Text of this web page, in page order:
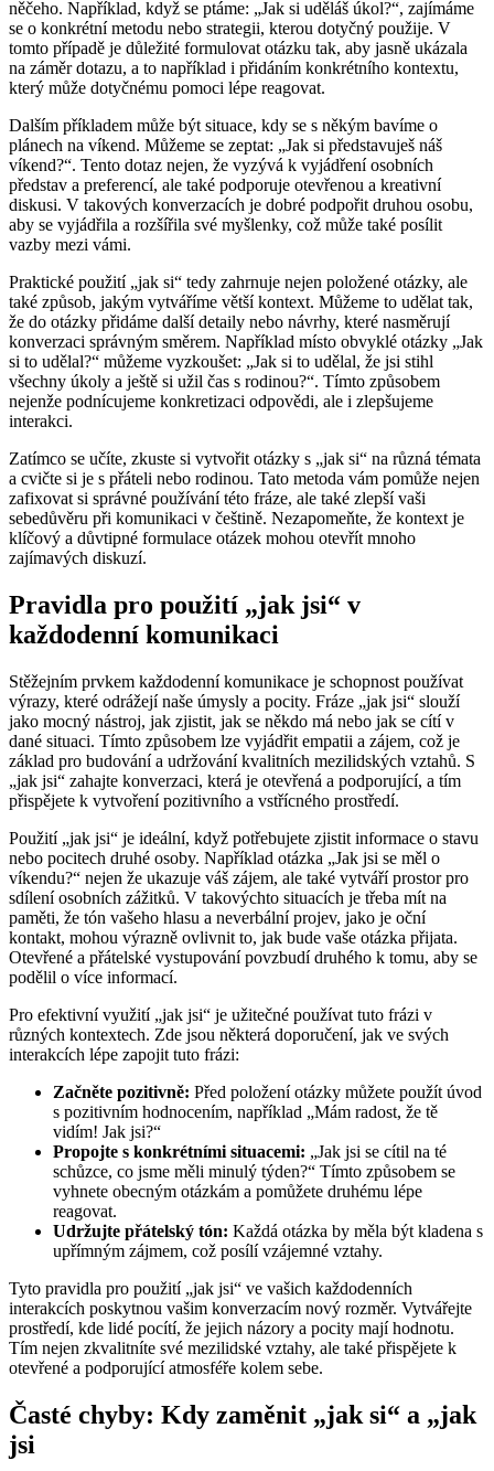
něčeho. Například, když se ptáme: „Jak si uděláš úkol?“, zajímáme
se o konkrétní metodu nebo strategii, kterou dotyčný použije. V
tomto případě je důležité formulovat otázku tak, aby jasně ukázala
na záměr dotazu, a to například i přidáním konkrétního kontextu,
který může dotyčnému pomoci lépe reagovat.
Dalším příkladem může být situace, kdy se s někým bavíme o
plánech na víkend. Můžeme se zeptat: „Jak si představuješ náš
víkend?“. Tento dotaz nejen, že vyzývá k vyjádření osobních
představ a preferencí, ale také podporuje otevřenou a kreativní
diskusi. V takových konverzacích je dobré podpořit druhou osobu,
aby se vyjádřila a rozšířila své myšlenky, což může také posílit
vazby mezi vámi.
Praktické použití „jak si“ tedy zahrnuje nejen položené otázky, ale
také způsob, jakým vytváříme větší kontext. Můžeme to udělat tak,
že do otázky přidáme další detaily nebo návrhy, které nasměrují
konverzaci správným směrem. Například místo obvyklé otázky „Jak
si to udělal?“ můžeme vyzkoušet: „Jak si to udělal, že jsi stihl
všechny úkoly a ještě si užil čas s rodinou?“. Tímto způsobem
nejenže podnícujeme konkretizaci odpovědi, ale i zlepšujeme
interakci.
Zatímco se učíte, zkuste si vytvořit otázky s „jak si“ na různá témata
a cvičte si je s přáteli nebo rodinou. Tato metoda vám pomůže nejen
zafixovat si správné používání této fráze, ale také zlepší vaši
sebedůvěru při komunikaci v češtině. Nezapomeňte, že kontext je
klíčový a důvtipné formulace otázek mohou otevřít mnoho
zajímavých diskuzí.
Pravidla pro použití „jak jsi“ v
každodenní komunikaci
Stěžejním prvkem každodenní komunikace je schopnost používat
výrazy, které odrážejí naše úmysly a pocity. Fráze „jak jsi“ slouží
jako mocný nástroj, jak zjistit, jak se někdo má nebo jak se cítí v
dané situaci. Tímto způsobem lze vyjádřit empatii a zájem, což je
základ pro budování a udržování kvalitních mezilidských vztahů. S
„jak jsi“ zahajte konverzaci, která je otevřená a podporující, a tím
přispějete k vytvoření pozitivního a vstřícného prostředí.
Použití „jak jsi“ je ideální, když potřebujete zjistit informace o stavu
nebo pocitech druhé osoby. Například otázka „Jak jsi se měl o
víkendu?“ nejen že ukazuje váš zájem, ale také vytváří prostor pro
sdílení osobních zážitků. V takovýchto situacích je třeba mít na
paměti, že tón vašeho hlasu a neverbální projev, jako je oční
kontakt, mohou výrazně ovlivnit to, jak bude vaše otázka přijata.
Otevřené a přátelské vystupování povzbudí druhého k tomu, aby se
podělil o více informací.
Pro efektivní využití „jak jsi“ je užitečné používat tuto frázi v
různých kontextech. Zde jsou některá doporučení, jak ve svých
interakcích lépe zapojit tuto frázi:
Začněte pozitivně: Před položení otázky můžete použít úvod
s pozitivním hodnocením, například „Mám radost, že tě
vidím! Jak jsi?“
Propojte s konkrétními situacemi: „Jak jsi se cítil na té
schůzce, co jsme měli minulý týden?“ Tímto způsobem se
vyhnete obecným otázkám a pomůžete druhému lépe
reagovat.
Udržujte přátelský tón: Každá otázka by měla být kladena s
upřímným zájmem, což posílí vzájemné vztahy.
Tyto pravidla pro použití „jak jsi“ ve vašich každodenních
interakcích poskytnou vašim konverzacím nový rozměr. Vytvářejte
prostředí, kde lidé pocítí, že jejich názory a pocity mají hodnotu.
Tím nejen zkvalitníte své mezilidské vztahy, ale také přispějete k
otevřené a podporující atmosféře kolem sebe.
Časté chyby: Kdy zaměnit „jak si“ a „jak
jsi